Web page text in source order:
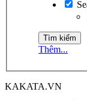
Thêm...
KAKATA.VN